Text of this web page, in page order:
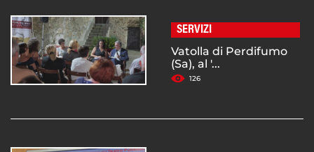
SERVIZI
Vatolla di Perdifumo
(Sa), al '...
126